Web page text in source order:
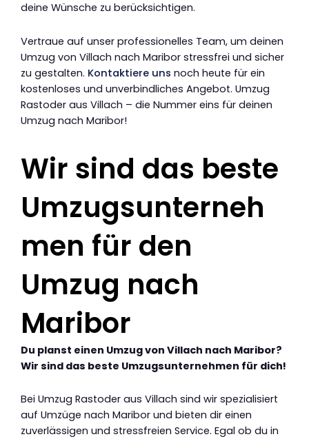
deine Wünsche zu berücksichtigen.
Vertraue auf unser professionelles Team, um deinen
Umzug von Villach nach Maribor stressfrei und sicher
zu gestalten. Kontaktiere uns noch heute für ein
kostenloses und unverbindliches Angebot. Umzug
Rastoder aus Villach – die Nummer eins für deinen
Umzug nach Maribor!
Wir sind das beste
Umzugsunterneh
men für den
Umzug nach
Maribor
Du planst einen Umzug von Villach nach Maribor?
Wir sind das beste Umzugsunternehmen für dich!
Bei Umzug Rastoder aus Villach sind wir spezialisiert
auf Umzüge nach Maribor und bieten dir einen
zuverlässigen und stressfreien Service. Egal ob du in